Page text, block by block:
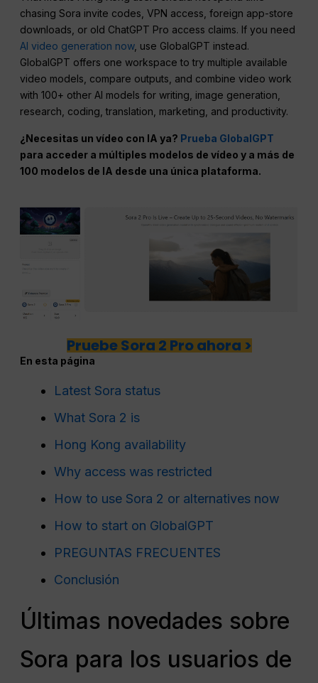
chasing Sora invite codes, VPN access, foreign app-store
downloads, or old ChatGPT Pro access claims. If you need
AI video generation now, use GlobalGPT instead.
GlobalGPT offers one workspace to try multiple available
video models, compare outputs, and combine video work
with 100+ other AI models for writing, image generation,
research, coding, translation, marketing, and productivity.
¿Necesitas un vídeo con IA ya? Prueba GlobalGPT
para acceder a múltiples modelos de vídeo y a más de
100 modelos de IA desde una única plataforma.
Pruebe Sora 2 Pro ahora >
En esta página
Latest Sora status
What Sora 2 is
Hong Kong availability
Why access was restricted
How to use Sora 2 or alternatives now
How to start on GlobalGPT
PREGUNTAS FRECUENTES
Conclusión
Últimas novedades sobre
Sora para los usuarios de